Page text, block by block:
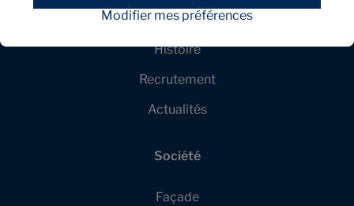
Société
Histoire
Recrutement
Actualités
Société
Façade
Modifier mes préférences